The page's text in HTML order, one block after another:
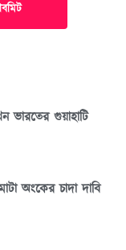
ভারতের গুয়াহাটি
অংকের চাদা দাবি